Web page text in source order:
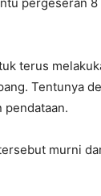
terus
Tentunya
pendataan.
murni